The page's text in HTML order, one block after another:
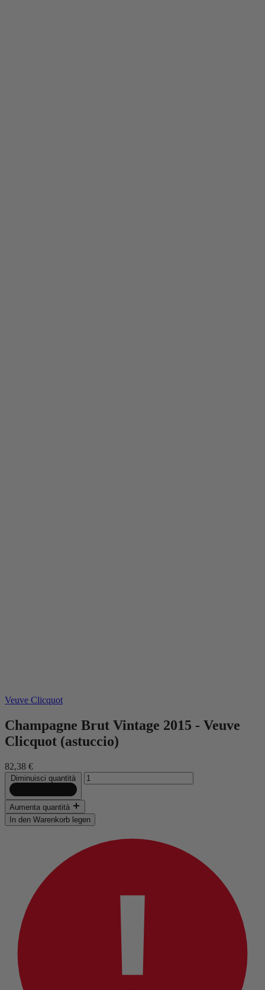
Veuve Clicquot
Champagne Brut Vintage 2015 - Veuve
Clicquot (astuccio)
82,38 €
Diminuisci quantità
Aumenta quantità
In den Warenkorb legen